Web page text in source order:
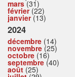
mars(31)
février(22)
janvier(13)
2024
décembre (14)
novembre (25)
octobre (16)
septembre (40)
août (25)